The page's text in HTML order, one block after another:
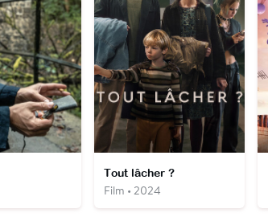
Tout lâcher ?
Film • 2024